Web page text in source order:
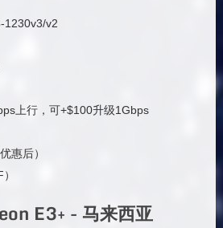
1230v3/v2
上行，可+$100升级1Gbps
惠后）
E3+ - 马来西亚